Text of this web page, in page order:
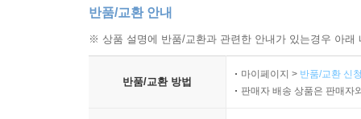
반품/교환 안내
※ 상품 설명에 반품/교환과 관련한 안내가 있는경우 아
반품/교환 방법
마이페이지 > 반품/교환 신
판매자 배송 상품은 판매자